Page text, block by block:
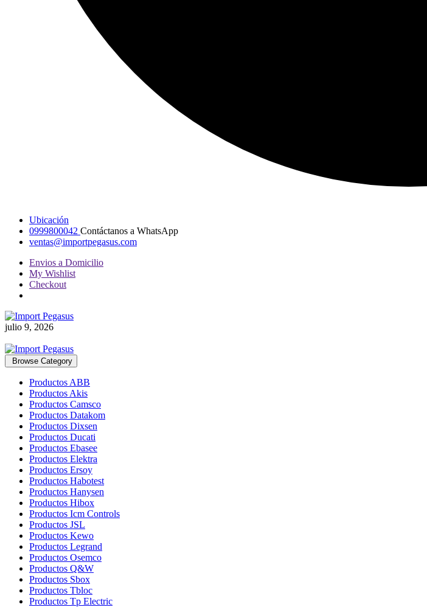
Ubicación
0999800042 Contáctanos a WhatsApp
ventas@importpegasus.com
Envios a Domicilio
My Wishlist
Checkout
julio 9, 2026
Browse Category
Productos ABB
Productos Akis
Productos Camsco
Productos Datakom
Productos Dixsen
Productos Ducati
Productos Ebasee
Productos Elektra
Productos Ersoy
Productos Habotest
Productos Hanysen
Productos Hibox
Productos Icm Controls
Productos JSL
Productos Kewo
Productos Legrand
Productos Osemco
Productos Q&W
Productos Sbox
Productos Tbloc
Productos Tp Electric